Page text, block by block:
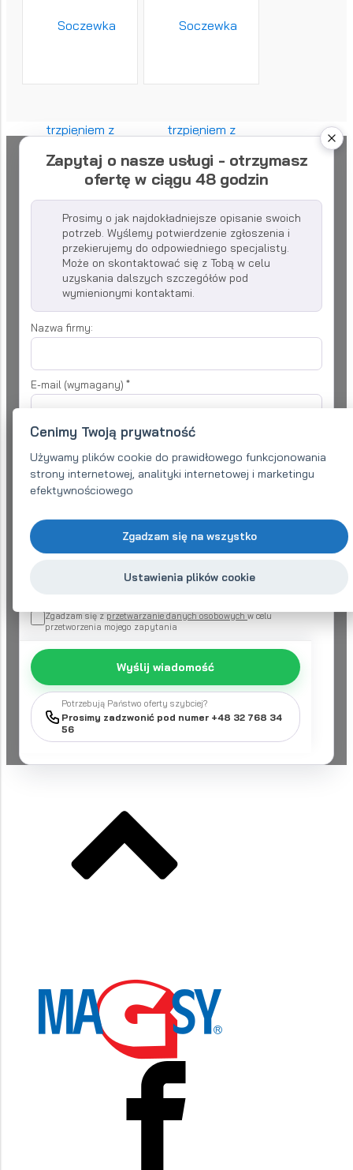
Cenimy Twoją prywatność
Używamy plików cookie do prawidłowego funkcjonowania
strony internetowej, analityki internetowej i marketingu
efektywnościowego
Zgadzam się na wszystko
Ustawienia plików cookie
Zapytaj o nasze usługi - otrzymasz
ofertę w ciągu 48 godzin
Prosimy o jak najdokładniejsze opisanie swoich
potrzeb. Wyślemy potwierdzenie zgłoszenia i
przekierujemy do odpowiedniego specjalisty.
Może on skontaktować się z Tobą w celu
uzyskania dalszych szczegółów pod
wymienionymi kontaktami.
Nazwa firmy:
E-mail (wymagany) *
Telefon:*
Twoje zapytanie*
Zgadzam się z przetwarzanie danych osobowych w celu
przetworzenia mojego zapytania
Wyślij wiadomość
Potrzebują Państwo oferty szybciej?
Prosimy zadzwonić pod numer +48 32 768 34
56